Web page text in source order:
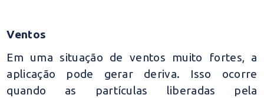
Ventos
Em uma situação de ventos muito fortes, a
aplicação pode gerar deriva. Isso ocorre
quando as partículas liberadas pela